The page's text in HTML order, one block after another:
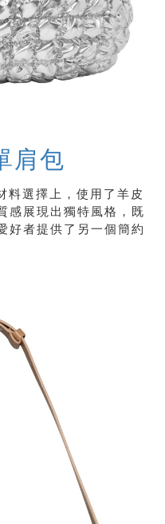
肩包
料選擇上，使用了羊皮
感展現出獨特風格，既
好者提供了另一個簡約